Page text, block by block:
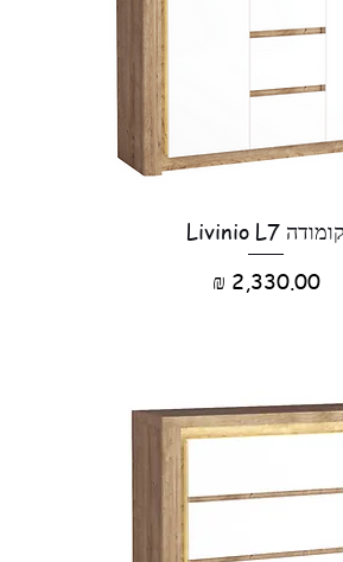
קומודה Livinio L7
מחיר‏2,330.00 ‏₪